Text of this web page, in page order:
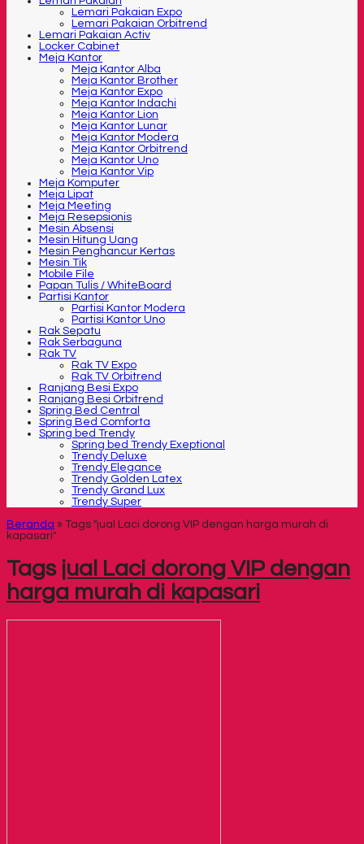
Lemari Pakaian Expo
Lemari Pakaian Orbitrend
Lemari Pakaian Activ
Locker Cabinet
Meja Kantor
Meja Kantor Alba
Meja Kantor Brother
Meja Kantor Expo
Meja Kantor Indachi
Meja Kantor Lion
Meja Kantor Lunar
Meja Kantor Modera
Meja Kantor Orbitrend
Meja Kantor Uno
Meja Kantor Vip
Meja Komputer
Meja Lipat
Meja Meeting
Meja Resepsionis
Mesin Absensi
Mesin Hitung Uang
Mesin Penghancur Kertas
Mesin Tik
Mobile File
Papan Tulis / WhiteBoard
Partisi Kantor
Partisi Kantor Modera
Partisi Kantor Uno
Rak Sepatu
Rak Serbaguna
Rak TV
Rak TV Expo
Rak TV Orbitrend
Ranjang Besi Expo
Ranjang Besi Orbitrend
Spring Bed Central
Spring Bed Comforta
Spring bed Trendy
Spring bed Trendy Exeptional
Trendy Deluxe
Trendy Elegance
Trendy Golden Latex
Trendy Grand Lux
Trendy Super
Beranda » Tags "jual Laci dorong VIP dengan harga murah di
kapasari"
Tags jual Laci dorong VIP dengan
harga murah di kapasari